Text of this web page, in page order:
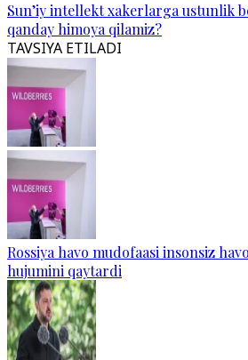
Sun’iy intellekt xakerlarga ustunlik
qanday himoya qilamiz?
TAVSIYA ETILADI
Rossiya havo mudofaasi insonsiz
hujumini qaytardi